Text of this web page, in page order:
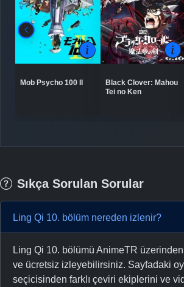
Mob Psycho 100 II
Black Clover: Mahou
Tei no Ken
Sıkça Sorulan Sorular
Ling Qi 10. bölüm nereden izlenir?
Ling Qi 10. bölümü AnimeTR üzerinden
ve ücretsiz izleyebilirsiniz. Sayfadaki
seçicisinden farklı çeviri ekiplerini ve